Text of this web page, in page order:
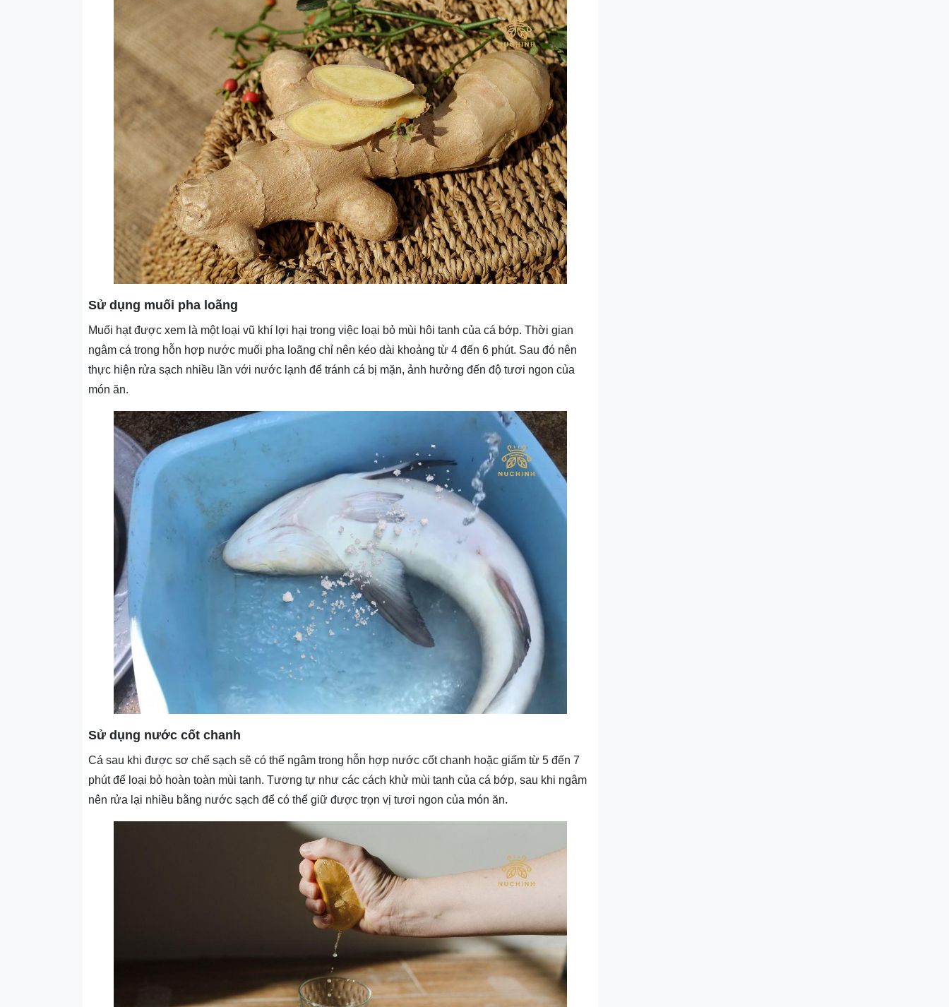
Sử dụng muối pha loãng
Muối hạt được xem là một loại vũ khí lợi hại trong việc loại bỏ mùi hôi tanh của cá bớp. Thời gian
ngâm cá trong hỗn hợp nước muối pha loãng chỉ nên kéo dài khoảng từ 4 đến 6 phút. Sau đó nên
thực hiện rửa sạch nhiều lần với nước lạnh để tránh cá bị mặn, ảnh hưởng đến độ tươi ngon của
món ăn.
Sử dụng nước cốt chanh
Cá sau khi được sơ chế sạch sẽ có thể ngâm trong hỗn hợp nước cốt chanh hoặc giấm từ 5 đến 7
phút để loại bỏ hoàn toàn mùi tanh. Tương tự như các cách khử mùi tanh của cá bớp, sau khi ngâm
nên rửa lại nhiều bằng nước sạch để có thể giữ được trọn vị tươi ngon của món ăn.